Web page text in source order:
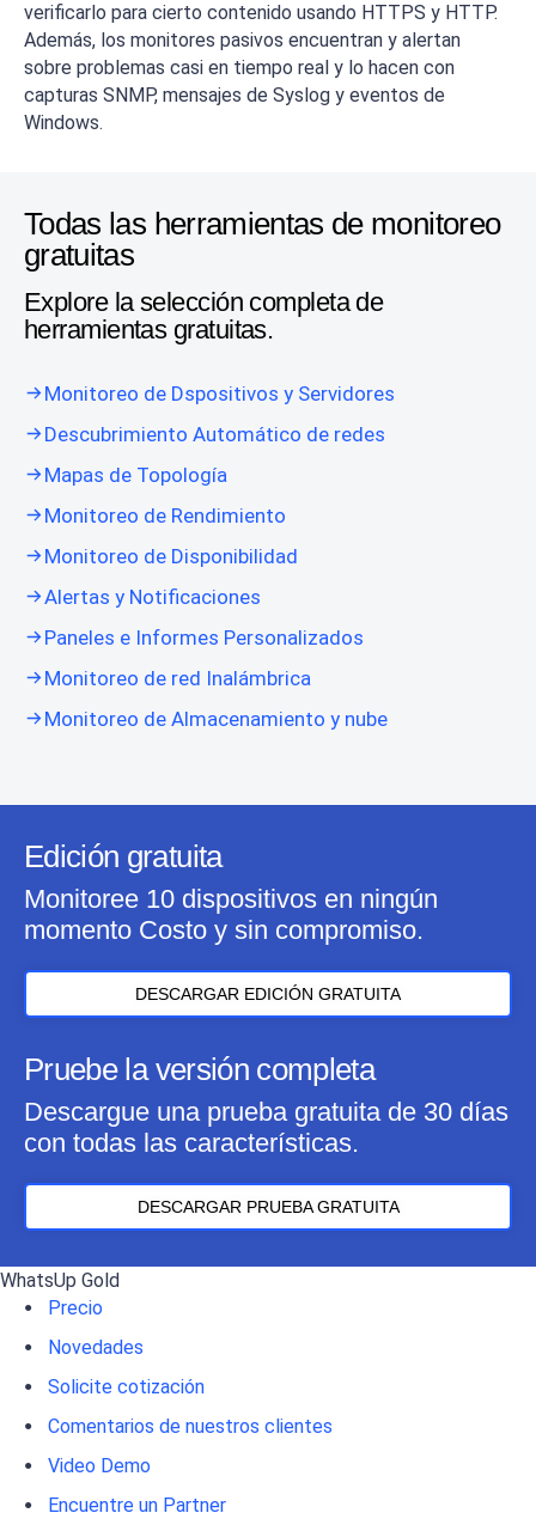
verificarlo para cierto contenido usando HTTPS y HTTP.
Además, los monitores pasivos encuentran y alertan
sobre problemas casi en tiempo real y lo hacen con
capturas SNMP, mensajes de Syslog y eventos de
Windows.
Todas las herramientas de monitoreo
gratuitas
Explore la selección completa de
herramientas gratuitas.
Monitoreo de Dspositivos y Servidores
Descubrimiento Automático de redes
Mapas de Topología
Monitoreo de Rendimiento
Monitoreo de Disponibilidad
Alertas y Notificaciones
Paneles e Informes Personalizados
Monitoreo de red Inalámbrica
Monitoreo de Almacenamiento y nube
Edición gratuita
Monitoree 10 dispositivos en ningún
momento Costo y sin compromiso.
DESCARGAR EDICIÓN GRATUITA
Pruebe la versión completa
Descargue una prueba gratuita de 30 días
con todas las características.
DESCARGAR PRUEBA GRATUITA
WhatsUp Gold
Precio
Novedades
Solicite cotización
Comentarios de nuestros clientes
Video Demo
Encuentre un Partner